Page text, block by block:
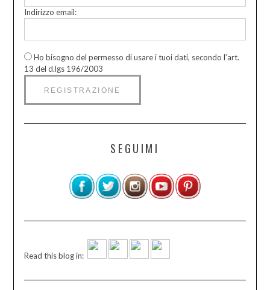
Indirizzo email:
Ho bisogno del permesso di usare i tuoi dati, secondo l’art.
13 del d.lgs 196/2003
SEGUIMI
Read this blog in: